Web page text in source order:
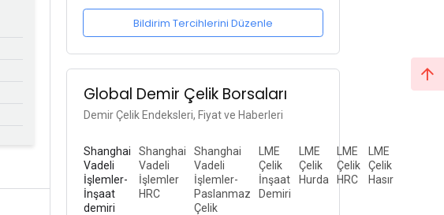
Bildirim Tercihlerini Düzenle
Global Demir Çelik Borsaları
Demir Çelik Endeksleri, Fiyat ve Haberleri
Shanghai
Vadeli
İşlemler-
İnşaat
demiri
Shanghai
Vadeli
İşlemler
HRC
Shanghai
Vadeli
İşlemler-
Paslanmaz
Çelik
LME
Çelik
İnşaat
Demiri
LME
Çelik
Hurda
LME
Çelik
HRC
LME
Çelik
Hasır